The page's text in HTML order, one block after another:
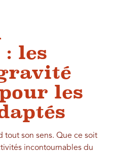
: les
les
tout son sens. Que ce soit
incontournables du